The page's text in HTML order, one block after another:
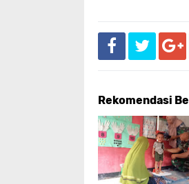
Rekomendasi